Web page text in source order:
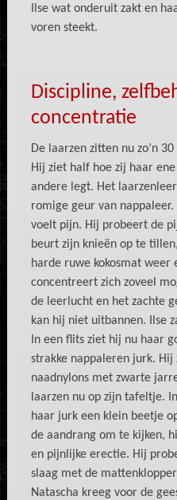
Ilse wat onderuit zakt en
voren steekt.
Discipline,
concentratie
De laarzen zitten nu zo’n
Hij ziet half hoe zij haar
andere legt. Het
romige geur van
voelt pijn. Hij probeert de
beurt zijn knieën op te
harde ruwe kokosmat weer
concentreert zich zoveel
de leerlucht en het zachte
kan hij niet uitbannen. Ilse
In een flits ziet hij nu haar
strakke nappaleren jurk. Hij
naadnylons met zwarte
laarzen nu op zijn tafeltje.
haar jurk een klein beetje
de aandrang om te kijken,
en pijnlijke erectie. Hij
slaag met de
Natascha kreeg voor de